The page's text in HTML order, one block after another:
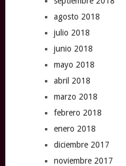
agosto 2018
julio 2018
junio 2018
mayo 2018
abril 2018
marzo 2018
febrero 2018
enero 2018
diciembre 2017
noviembre 2017